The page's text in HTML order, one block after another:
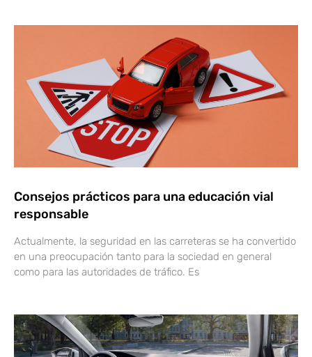
Consejos prácticos para una educación vial
responsable
Actualmente, la seguridad en las carreteras se ha convertido
en una preocupación tanto para la sociedad en general
como para las autoridades de tráfico. Es